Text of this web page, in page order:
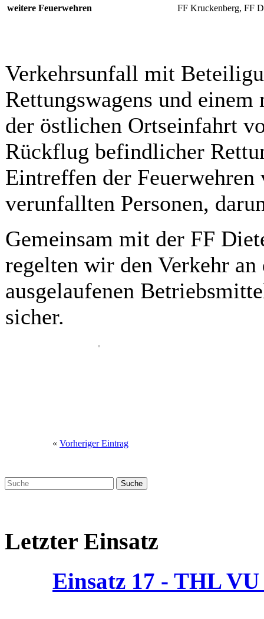
weitere Feuerwehren FF Kruckenberg, FF
Verkehrsunfall mit
Rettungswagens und
der östlichen Ortseinfahrt
Rückflug befindlicher
Eintreffen der
verunfallten Personen,
Gemeinsam mit der FF
regelten wir den Verkehr
ausgelaufenen
sicher.
« Vorheriger Eintrag
Letzter Einsatz
Einsatz 17 - THL